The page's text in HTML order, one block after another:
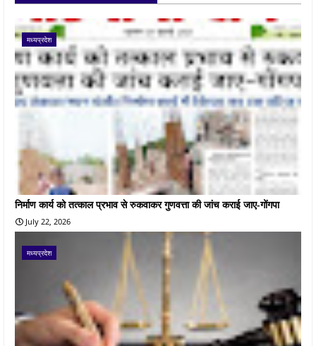
मध्यप्रदेश
निर्माण कार्य को तत्काल प्रभाव से रुकवाकर गुणवत्ता की जांच कराई जाए-गोंगपा
July 22, 2026
मध्यप्रदेश